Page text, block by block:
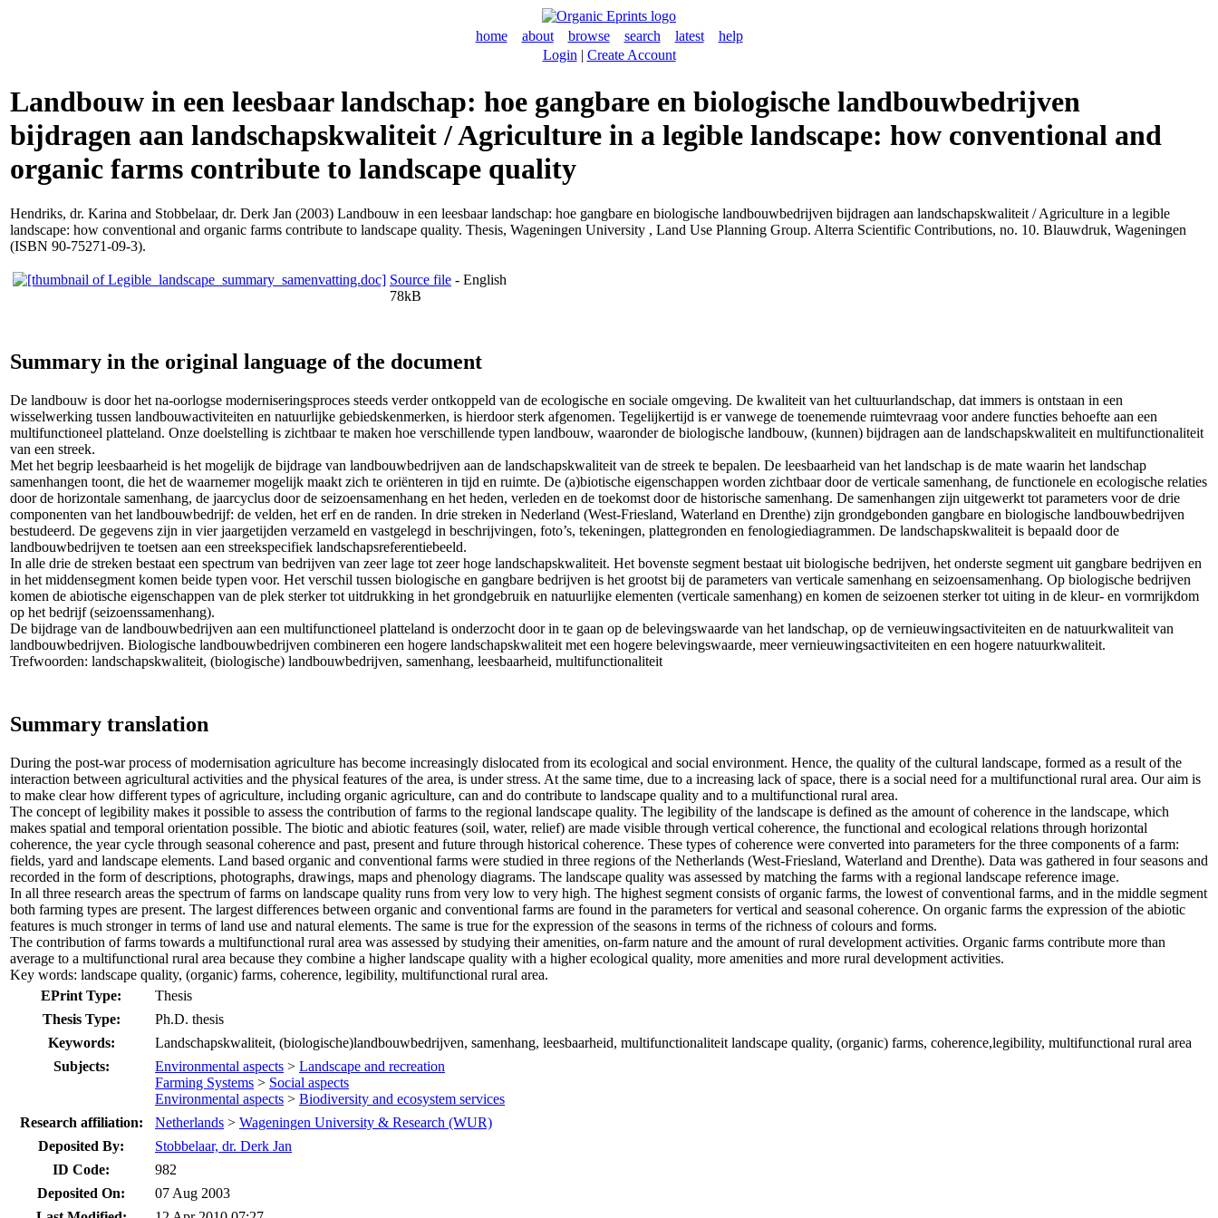
home about browse search latest
help
Login | Create Account
Landbouw in een leesbaar landschap: hoe gangbare en biologische landbouwbedrijven
bijdragen aan landschapskwaliteit / Agriculture in a legible landscape: how conventional and
organic farms contribute to landscape quality
Hendriks, dr. Karina and Stobbelaar, dr. Derk Jan (2003) Landbouw in een leesbaar landschap: hoe gangbare en biologische landbouwbedrijven bijdragen aan landschapskwaliteit / Agriculture in a legible
landscape: how conventional and organic farms contribute to landscape quality. Thesis, Wageningen University , Land Use Planning Group. Alterra Scientific Contributions, no. 10. Blauwdruk, Wageningen
(ISBN 90-75271-09-3).
Source file - English
78kB
Summary in the original language of the document
De landbouw is door het na-oorlogse moderniseringsproces steeds verder ontkoppeld van de ecologische en sociale omgeving. De kwaliteit van het cultuurlandschap, dat immers is ontstaan in een
wisselwerking tussen landbouwactiviteiten en natuurlijke gebiedskenmerken, is hierdoor sterk afgenomen. Tegelijkertijd is er vanwege de toenemende ruimtevraag voor andere functies behoefte aan een
multifunctioneel platteland. Onze doelstelling is zichtbaar te maken hoe verschillende typen landbouw, waaronder de biologische landbouw, (kunnen) bijdragen aan de landschapskwaliteit en multifunctionaliteit
van een streek.
Met het begrip leesbaarheid is het mogelijk de bijdrage van landbouwbedrijven aan de landschapskwaliteit van de streek te bepalen. De leesbaarheid van het landschap is de mate waarin het landschap
samenhangen toont, die het de waarnemer mogelijk maakt zich te oriënteren in tijd en ruimte. De (a)biotische eigenschappen worden zichtbaar door de verticale samenhang, de functionele en ecologische relaties
door de horizontale samenhang, de jaarcyclus door de seizoensamenhang en het heden, verleden en de toekomst door de historische samenhang. De samenhangen zijn uitgewerkt tot parameters voor de drie
componenten van het landbouwbedrijf: de velden, het erf en de randen. In drie streken in Nederland (West-Friesland, Waterland en Drenthe) zijn grondgebonden gangbare en biologische landbouwbedrijven
bestudeerd. De gegevens zijn in vier jaargetijden verzameld en vastgelegd in beschrijvingen, foto’s, tekeningen, plattegronden en fenologiediagrammen. De landschapskwaliteit is bepaald door de
landbouwbedrijven te toetsen aan een streekspecifiek landschapsreferentiebeeld.
In alle drie de streken bestaat een spectrum van bedrijven van zeer lage tot zeer hoge landschapskwaliteit. Het bovenste segment bestaat uit biologische bedrijven, het onderste segment uit gangbare bedrijven en
in het middensegment komen beide typen voor. Het verschil tussen biologische en gangbare bedrijven is het grootst bij de parameters van verticale samenhang en seizoensamenhang. Op biologische bedrijven
komen de abiotische eigenschappen van de plek sterker tot uitdrukking in het grondgebruik en natuurlijke elementen (verticale samenhang) en komen de seizoenen sterker tot uiting in de kleur- en vormrijkdom
op het bedrijf (seizoenssamenhang).
De bijdrage van de landbouwbedrijven aan een multifunctioneel platteland is onderzocht door in te gaan op de belevingswaarde van het landschap, op de vernieuwingsactiviteiten en de natuurkwaliteit van
landbouwbedrijven. Biologische landbouwbedrijven combineren een hogere landschapskwaliteit met een hogere belevingswaarde, meer vernieuwingsactiviteiten en een hogere natuurkwaliteit.
Trefwoorden: landschapskwaliteit, (biologische) landbouwbedrijven, samenhang, leesbaarheid, multifunctionaliteit
Summary translation
During the post-war process of modernisation agriculture has become increasingly dislocated from its ecological and social environment. Hence, the quality of the cultural landscape, formed as a result of the
interaction between agricultural activities and the physical features of the area, is under stress. At the same time, due to a increasing lack of space, there is a social need for a multifunctional rural area. Our aim is
to make clear how different types of agriculture, including organic agriculture, can and do contribute to landscape quality and to a multifunctional rural area.
The concept of legibility makes it possible to assess the contribution of farms to the regional landscape quality. The legibility of the landscape is defined as the amount of coherence in the landscape, which
makes spatial and temporal orientation possible. The biotic and abiotic features (soil, water, relief) are made visible through vertical coherence, the functional and ecological relations through horizontal
coherence, the year cycle through seasonal coherence and past, present and future through historical coherence. These types of coherence were converted into parameters for the three components of a farm:
fields, yard and landscape elements. Land based organic and conventional farms were studied in three regions of the Netherlands (West-Friesland, Waterland and Drenthe). Data was gathered in four seasons and
recorded in the form of descriptions, photographs, drawings, maps and phenology diagrams. The landscape quality was assessed by matching the farms with a regional landscape reference image.
In all three research areas the spectrum of farms on landscape quality runs from very low to very high. The highest segment consists of organic farms, the lowest of conventional farms, and in the middle segment
both farming types are present. The largest differences between organic and conventional farms are found in the parameters for vertical and seasonal coherence. On organic farms the expression of the abiotic
features is much stronger in terms of land use and natural elements. The same is true for the expression of the seasons in terms of the richness of colours and forms.
The contribution of farms towards a multifunctional rural area was assessed by studying their amenities, on-farm nature and the amount of rural development activities. Organic farms contribute more than
average to a multifunctional rural area because they combine a higher landscape quality with a higher ecological quality, more amenities and more rural development activities.
Key words: landscape quality, (organic) farms, coherence, legibility, multifunctional rural area.
EPrint Type:
Thesis
Thesis Type:
Ph.D. thesis
Keywords:
Landschapskwaliteit, (biologische)landbouwbedrijven, samenhang, leesbaarheid, multifunctionaliteit landscape quality, (organic) farms, coherence,legibility, multifunctional rural area
Subjects:
Environmental aspects > Landscape and recreation
Farming Systems > Social aspects
Environmental aspects > Biodiversity and ecosystem services
Research affiliation:
Netherlands > Wageningen University & Research (WUR)
Deposited By:
Stobbelaar, dr. Derk Jan
ID Code:
982
Deposited On:
07 Aug 2003